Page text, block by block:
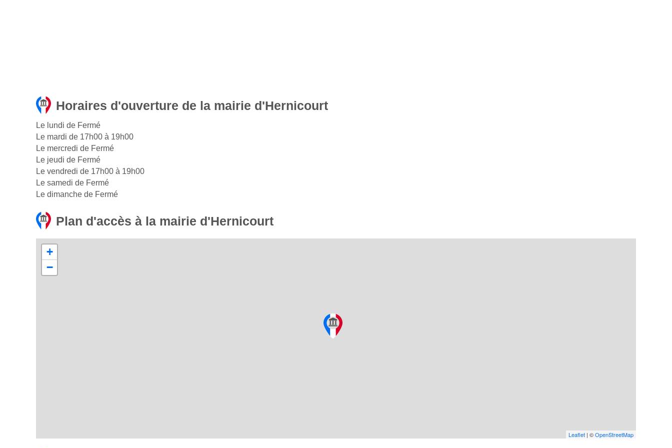
Horaires d'ouverture de la mairie d'Hernicourt
Le lundi de Fermé
Le mardi de 17h00 à 19h00
Le mercredi de Fermé
Le jeudi de Fermé
Le vendredi de 17h00 à 19h00
Le samedi de Fermé
Le dimanche de Fermé
Plan d'accès à la mairie d'Hernicourt
+
−
Leaflet | ©OpenStreetMap